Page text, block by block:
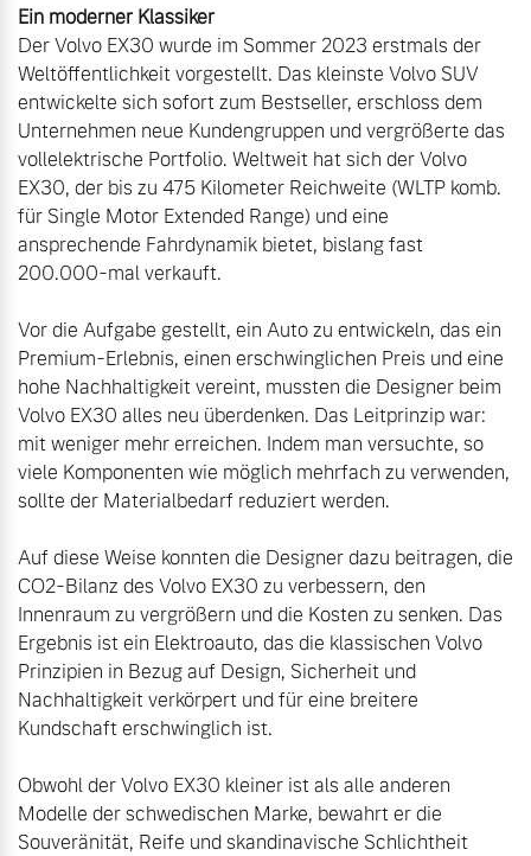
Der Volvo EX30 wurde im Sommer 2023 erstmals der
Weltöffentlichkeit vorgestellt. Das kleinste Volvo SUV
entwickelte sich sofort zum Bestseller, erschloss dem
Unternehmen neue Kundengruppen und vergrößerte das
vollelektrische Portfolio. Weltweit hat sich der Volvo
EX30, der bis zu 475 Kilometer Reichweite (WLTP komb.
für Single Motor Extended Range) und eine
ansprechende Fahrdynamik bietet, bislang fast
200.000-mal verkauft.
Vor die Aufgabe gestellt, ein Auto zu entwickeln, das ein
Premium-Erlebnis, einen erschwinglichen Preis und eine
hohe Nachhaltigkeit vereint, mussten die Designer beim
Volvo EX30 alles neu überdenken. Das Leitprinzip war:
mit weniger mehr erreichen. Indem man versuchte, so
viele Komponenten wie möglich mehrfach zu verwenden,
sollte der Materialbedarf reduziert werden.
Auf diese Weise konnten die Designer dazu beitragen, die
CO2-Bilanz des Volvo EX30 zu verbessern, den
Innenraum zu vergrößern und die Kosten zu senken. Das
Ergebnis ist ein Elektroauto, das die klassischen Volvo
Prinzipien in Bezug auf Design, Sicherheit und
Nachhaltigkeit verkörpert und für eine breitere
Kundschaft erschwinglich ist.
Obwohl der Volvo EX30 kleiner ist als alle anderen
Modelle der schwedischen Marke, bewahrt er die
Souveränität, Reife und skandinavische Schlichtheit